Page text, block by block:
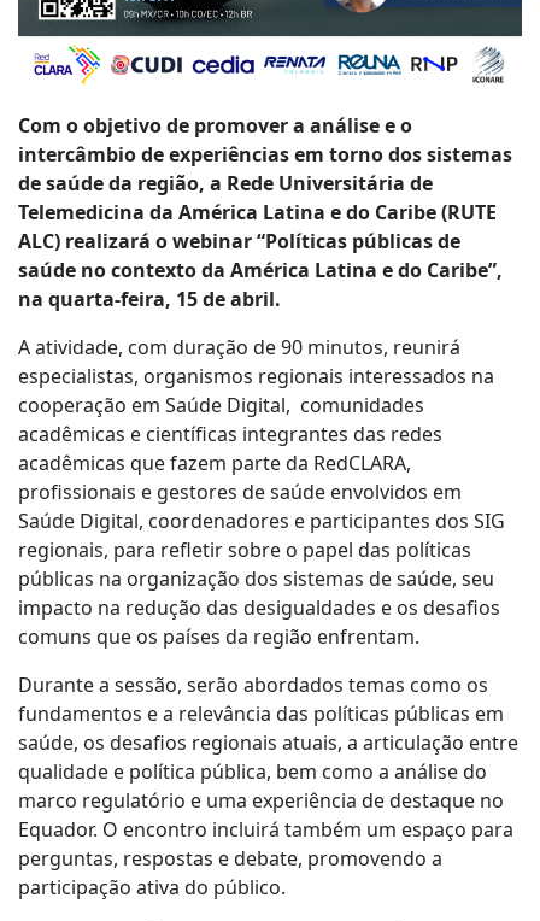
Com o objetivo de promover a análise e o
intercâmbio de experiências em torno dos sistemas
de saúde da região, a Rede Universitária de
Telemedicina da América Latina e do Caribe (RUTE
ALC) realizará o webinar “Políticas públicas de
saúde no contexto da América Latina e do Caribe”,
na quarta-feira, 15 de abril.
A atividade, com duração de 90 minutos, reunirá
especialistas, organismos regionais interessados na
cooperação em Saúde Digital, comunidades
acadêmicas e científicas integrantes das redes
acadêmicas que fazem parte da RedCLARA,
profissionais e gestores de saúde envolvidos em
Saúde Digital, coordenadores e participantes dos SIG
regionais, para refletir sobre o papel das políticas
públicas na organização dos sistemas de saúde, seu
impacto na redução das desigualdades e os desafios
comuns que os países da região enfrentam.
Durante a sessão, serão abordados temas como os
fundamentos e a relevância das políticas públicas em
saúde, os desafios regionais atuais, a articulação entre
qualidade e política pública, bem como a análise do
marco regulatório e uma experiência de destaque no
Equador. O encontro incluirá também um espaço para
perguntas, respostas e debate, promovendo a
participação ativa do público.